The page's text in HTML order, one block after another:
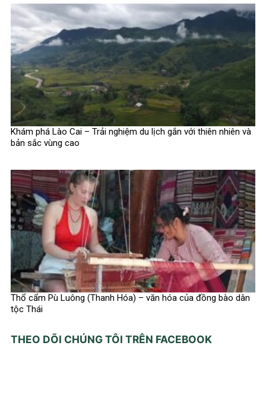
Khám phá Lào Cai – Trải nghiệm du lịch gắn với thiên nhiên và
bản sắc vùng cao
Thổ cẩm Pù Luông (Thanh Hóa) – văn hóa của đồng bào dân
tộc Thái
THEO DÕI CHÚNG TÔI TRÊN FACEBOOK